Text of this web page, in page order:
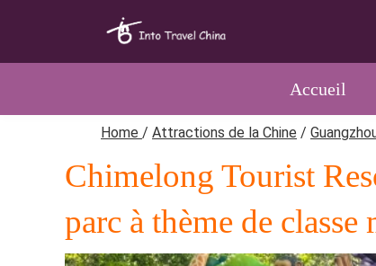
Accueil
Home / Attractions de la Chine /
Chimelong Tourist
parc à thème de classe